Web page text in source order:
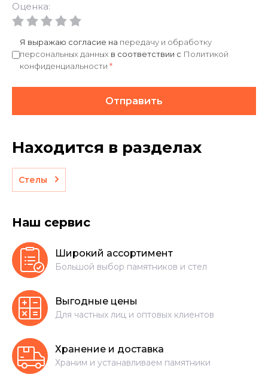
Оценка:
Я выражаю согласие на передачу и обработку
персональных данных в соответствии с Политикой
конфиденциальности *
Отправить
Находится в разделах
Стелы
Наш сервис
Широкий ассортимент
Большой выбор памятников и стел
Выгодные цены
Для частных лиц и оптовых клиентов
Хранение и доставка
Храним и устанавливаем памятники